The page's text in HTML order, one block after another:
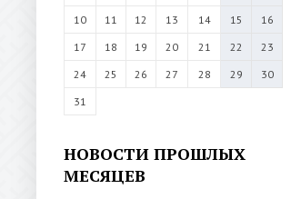
10
11 12 13 14 15
16
17
18 19 20 21 22
23
24
25 26 27 28 29
30
31
НОВОСТИ ПРОШЛЫХ
МЕСЯЦЕВ